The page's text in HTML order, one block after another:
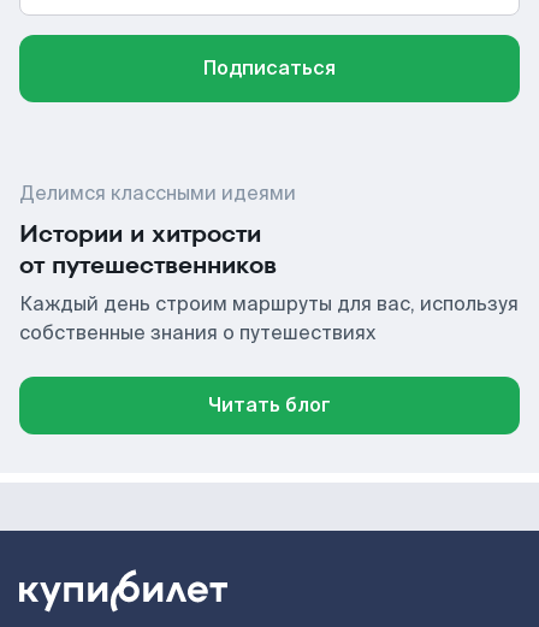
Подписаться
Делимся классными идеями
Истории и хитрости
от путешественников
Каждый день строим маршруты для вас, используя
собственные знания о путешествиях
Читать блог